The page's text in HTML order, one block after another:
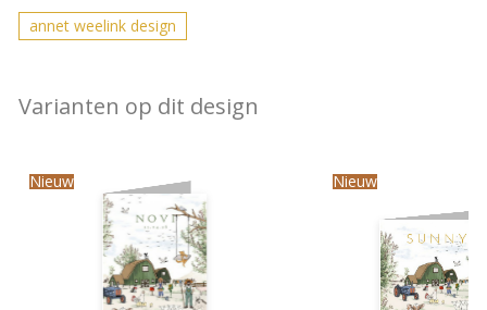
annet weelink design
Varianten op dit design
Nieuw Nieuw